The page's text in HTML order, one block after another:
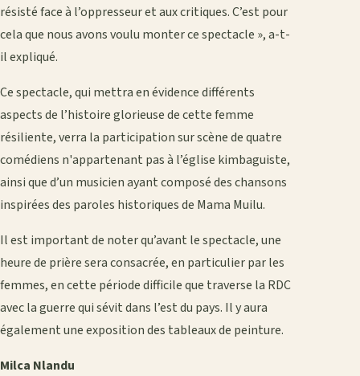
résisté face à l’oppresseur et aux critiques. C’est pour
cela que nous avons voulu monter ce spectacle », a-t-
il expliqué.
Ce spectacle, qui mettra en évidence différents
aspects de l’histoire glorieuse de cette femme
résiliente, verra la participation sur scène de quatre
comédiens n'appartenant pas à l’église kimbaguiste,
ainsi que d’un musicien ayant composé des chansons
inspirées des paroles historiques de Mama Muilu.
Il est important de noter qu’avant le spectacle, une
heure de prière sera consacrée, en particulier par les
femmes, en cette période difficile que traverse la RDC
avec la guerre qui sévit dans l’est du pays. Il y aura
également une exposition des tableaux de peinture.
Milca Nlandu